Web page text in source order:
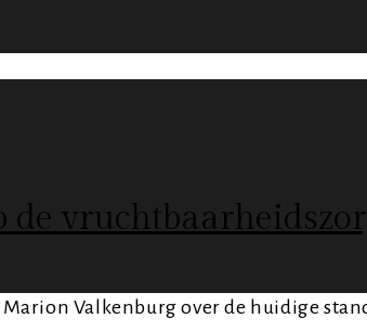
de
Valkenburg over de huidige